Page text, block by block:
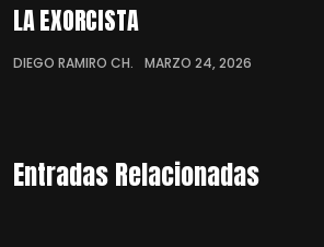
LA EXORCISTA
DIEGO RAMIRO CH. MARZO 24, 2026
Entradas Relacionadas